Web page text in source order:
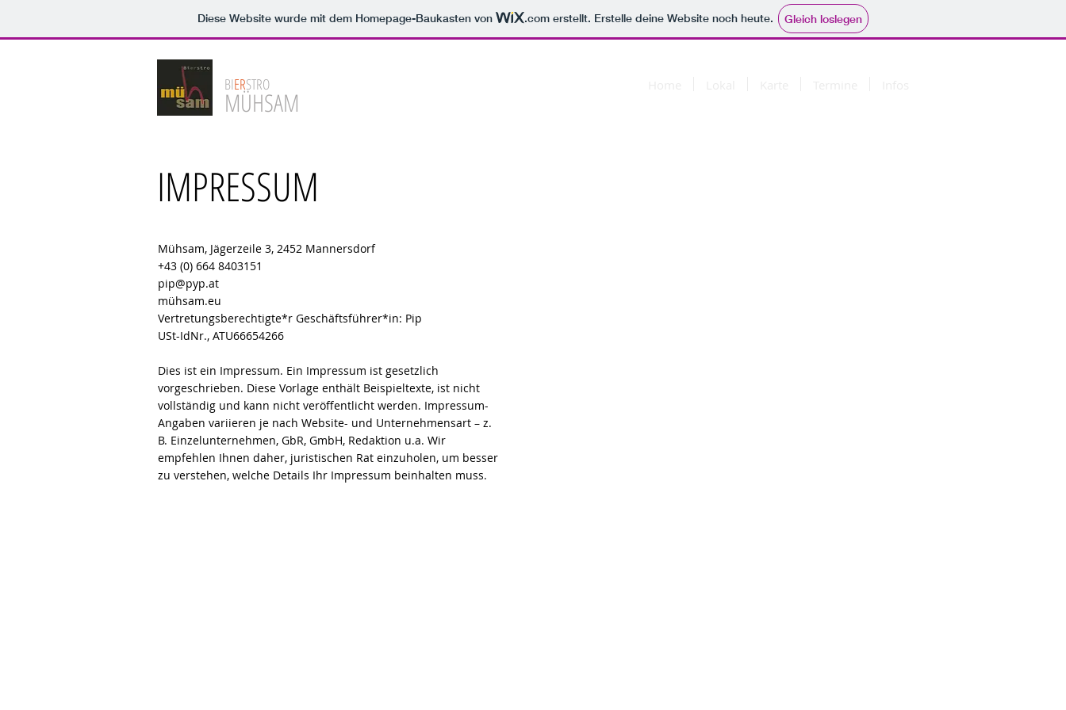
Diese Website wurde mit dem Homepage-Baukasten von .com erstellt. Erstelle deine Website noch heute. Gleich loslegen
BIERSTRO
MÜHSAM
IMPRESSUM
Mühsam, Jägerzeile 3, 2452 Mannersdorf
+43 (0) 664 8403151
pip@pyp.at
mühsam.eu
Vertretungsberechtigte*r Geschäftsführer*in: Pip
USt-IdNr., ATU66654266
Dies ist ein Impressum. Ein Impressum ist gesetzlich
vorgeschrieben. Diese Vorlage enthält Beispieltexte, ist nicht
vollständig und kann nicht veröffentlicht werden. Impressum-
Angaben variieren je nach Website- und Unternehmensart – z.
B. Einzelunternehmen, GbR, GmbH, Redaktion u.a. Wir
empfehlen Ihnen daher, juristischen Rat einzuholen, um besser
zu verstehen, welche Details Ihr Impressum beinhalten muss.